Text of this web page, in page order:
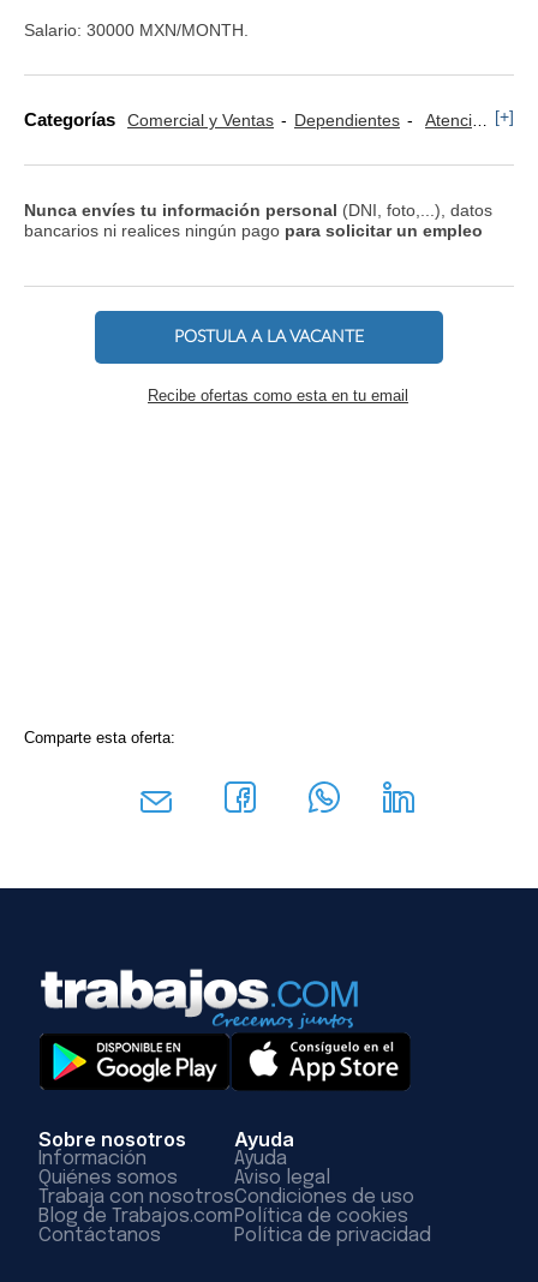
Salario: 30000 MXN/MONTH.
Categorías Comercial y Ventas Dependientes Atención al Cliente [+]
Nunca envíes tu información personal (DNI, foto,...), datos
bancarios ni realices ningún pago para solicitar un empleo
POSTULA A LA VACANTE
Recibe ofertas como esta en tu email
Comparte esta oferta:
Sobre nosotros
Información
Quiénes somos
Trabaja con nosotros
Blog de Trabajos.com
Contáctanos
Ayuda
Ayuda
Aviso legal
Condiciones de uso
Política de cookies
Política de privacidad